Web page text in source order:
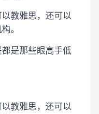
教雅思，还可以
。
是那些眼高手低
教雅思，还可以